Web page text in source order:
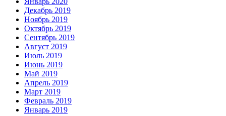
Декабрь 2019
Ноябрь 2019
Октябрь 2019
Сентябрь 2019
Август 2019
Июль 2019
Июнь 2019
Май 2019
Апрель 2019
Март 2019
Февраль 2019
Январь 2019